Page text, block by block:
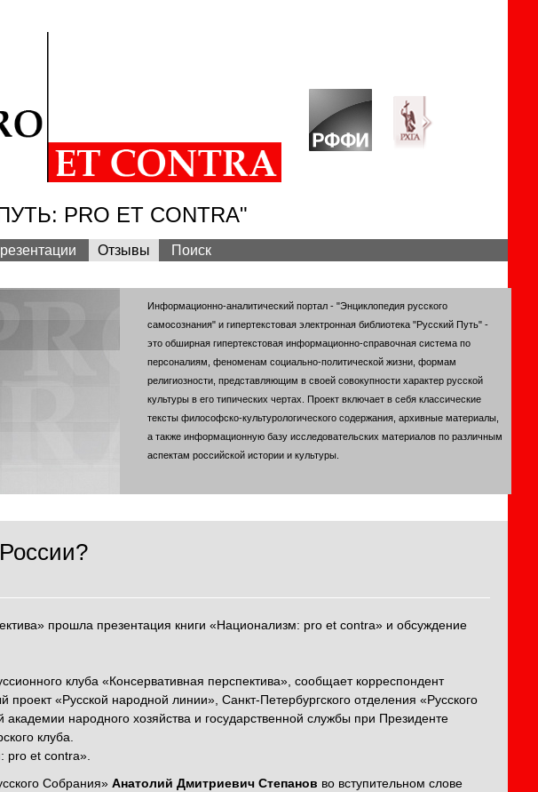
PRO ET CONTRA"
Отзывы Поиск
Информационно-аналитический портал - "Энциклопедия русского
самосознания" и гипертекстовая электронная библиотека "Русский Путь" -
это обширная гипертекстовая информационно-справочная система по
персоналиям, феноменам социально-политической жизни, формам
религиозности, представляющим в своей совокупности характер русской
культуры в его типических чертах. Проект включает в себя классические
тексты философско-культурологического содержания, архивные материалы,
а также информационную базу исследовательских материалов по различным
аспектам российской истории и культуры.
прошла презентация книги «Национализм: pro et contra» и обсуждение
клуба «Консервативная перспектива», сообщает корреспондент
«Русской народной линии», Санкт-Петербургского отделения «Русского
народного хозяйства и государственной службы при Президенте
клуба.
pro et contra».
Собрания» Анатолий Дмитриевич Степанов во вступительном слове